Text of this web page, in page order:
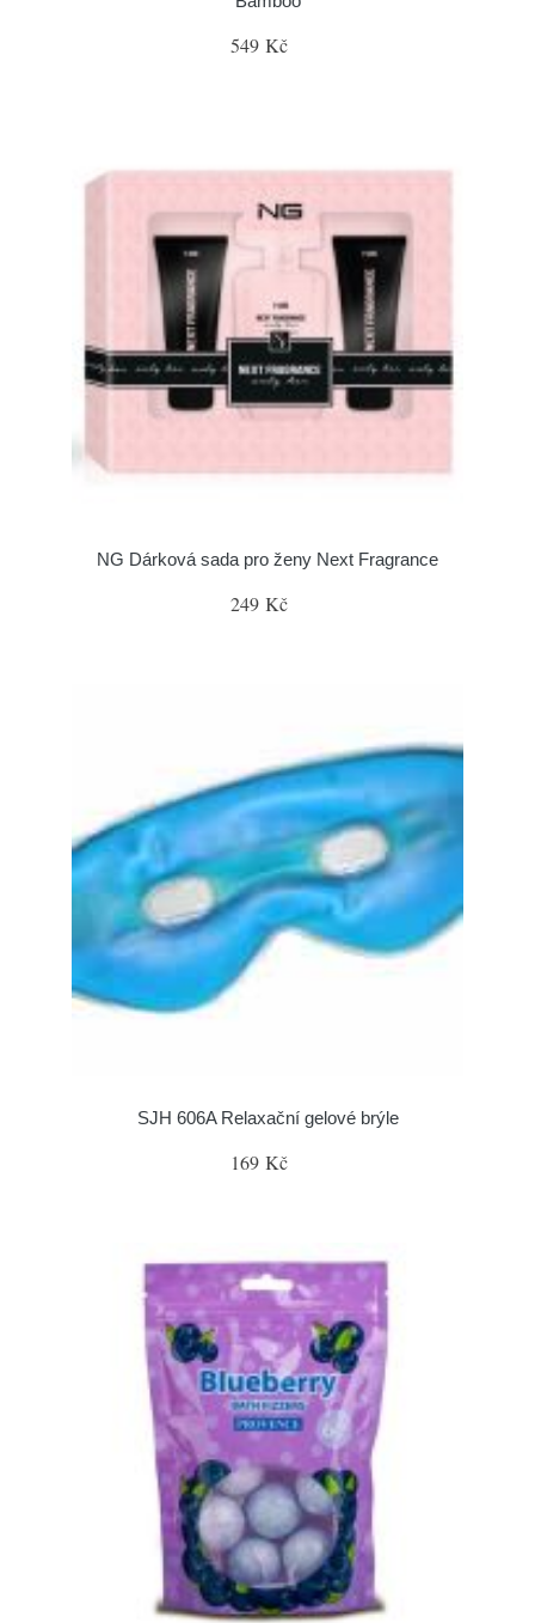
549 Kč
NG Dárková sada pro ženy Next Fragrance
249 Kč
SJH 606A Relaxační gelové brýle
169 Kč